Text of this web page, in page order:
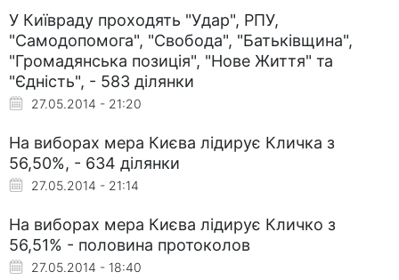
У Київраду проходять "Удар", РПУ,
"Самодопомога", "Свобода", "Батьківщина",
"Громадянська позиція", "Нове Життя" та
"Єдність", - 583 ділянки
27.05.2014 - 21:20
На виборах мера Києва лідирує Кличка з
56,50%, - 634 ділянки
27.05.2014 - 21:14
На виборах мера Києва лідирує Кличко з
56,51% - половина протоколов
27.05.2014 - 18:40